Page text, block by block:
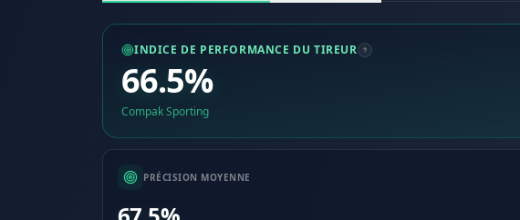
INDICE DE PERFORMANCE DU TIREUR
66.5%
Compak Sporting
PRÉCISION MOYENNE